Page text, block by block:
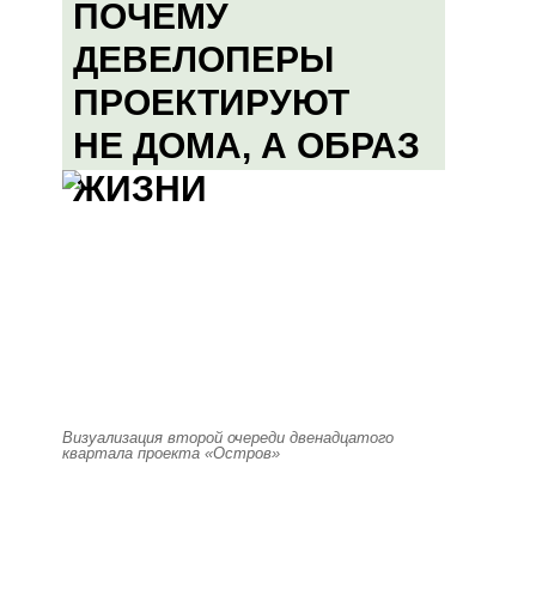
ПОЧЕМУ
ДЕВЕЛОПЕРЫ
ПРОЕКТИРУЮТ
НЕ ДОМА, А ОБРАЗ
ЖИЗНИ
Визуализация второй очереди двенадцатого
квартала проекта «Остров»